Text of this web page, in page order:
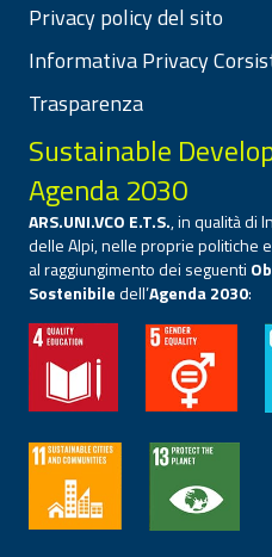
Privacy policy del sito
Informativa Privacy
Trasparenza
Sustainable
Agenda 2030
ARS.UNI.VCO E.T.S., in qualità di
delle Alpi, nelle proprie politiche
al raggiungimento dei seguenti
Sostenibiledell’Agenda 2030: